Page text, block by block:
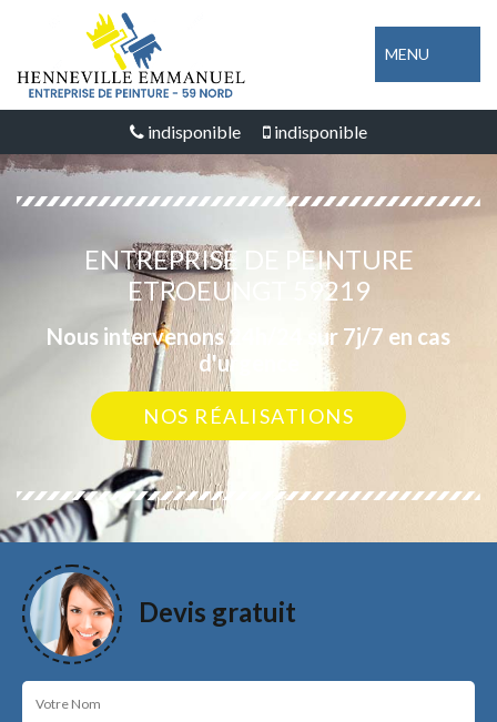
MENU
indisponible indisponible
ENTREPRISE DE PEINTURE
ETROEUNGT 59219
Nous intervenons 24h/24 sur 7j/7 en cas
d'urgence
NOS RÉALISATIONS
Devis gratuit